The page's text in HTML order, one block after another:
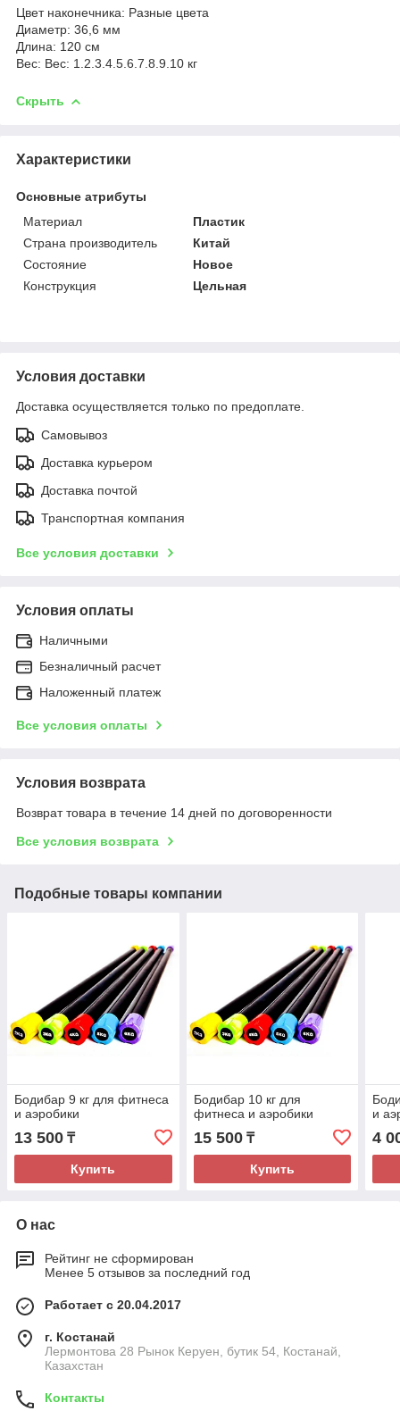
Цвет наконечника: Разные цвета
Диаметр: 36,6 мм
Длина: 120 см
Вес: Вес: 1.2.3.4.5.6.7.8.9.10 кг
Скрыть
Характеристики
Основные атрибуты
Материал
Пластик
Страна производитель
Китай
Состояние
Новое
Конструкция
Цельная
Условия доставки
Доставка осуществляется только по предоплате.
Самовывоз
Доставка курьером
Доставка почтой
Транспортная компания
Все условия доставки
Условия оплаты
Наличными
Безналичный расчет
Наложенный платеж
Все условия оплаты
Условия возврата
Возврат товара в течение 14 дней по договоренности
Все условия возврата
Подобные товары компании
Бодибар 9 кг для фитнеса
и аэробики
13 500 ₸
Купить
Бодибар 10 кг для
фитнеса и аэробики
15 500₸
Купить
и
4
О нас
Рейтинг не сформирован
Менее 5 отзывов за последний год
Работает с 20.04.2017
г. Костанай
Лермонтова 28 Рынок Керуен, бутик 54, Костанай,
Казахстан
Контакты